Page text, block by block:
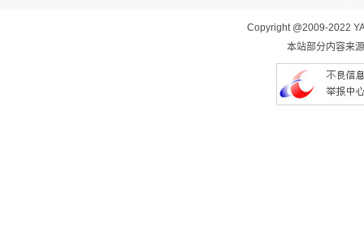
Copyright @2009-2022
本站部分内容来